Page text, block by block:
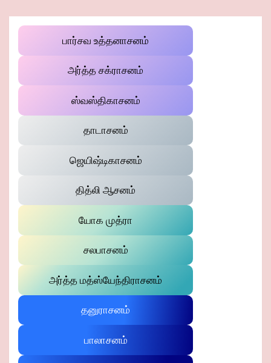
பார்சவ உத்தனாசனம்
அர்த்த சக்ராசனம்
ஸ்வஸ்திகாசனம்
தாடாசனம்
ஜெயிஷ்டிகாசனம்
தித்லி ஆசனம்
யோக முத்ரா
சலபாசனம்
அர்த்த மத்ஸ்யேந்திராசனம்
தனுராசனம்
பாலாசனம்